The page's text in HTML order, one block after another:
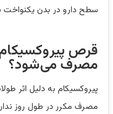
سطح دارو در بدن یکنواخت
قرص
مصرف می‌شود؟
پیروکسیکام به دلیل اثر
مصرف مکرر در طول روز